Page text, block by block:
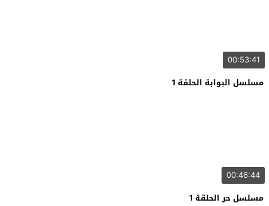
00:53:41
مسلسل البوابة الحلقة 1
00:46:44
مسلسل حر الحلقة 1